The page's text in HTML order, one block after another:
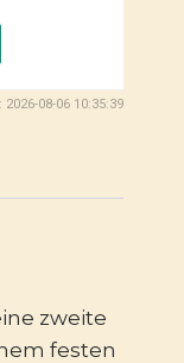
08-06 10:35:39
zweite
festen